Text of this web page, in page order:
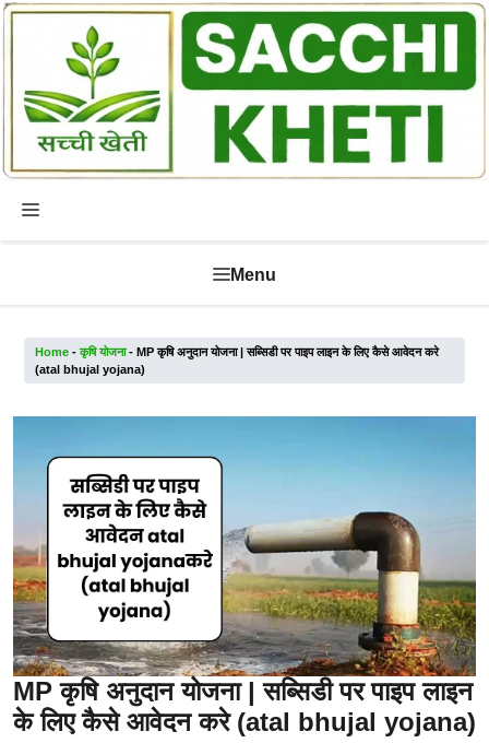
Skip
to
Menu
Menu
Home -कृषि योजना- MP कृषि अनुदान योजना | सब्सिडी पर पाइप लाइन के लिए कैसे आवेदन करे
(atal bhujal yojana)
MP कृषि अनुदान योजना | सब्सिडी पर पाइप लाइन
के लिए कैसे आवेदन करे (atal bhujal yojana)